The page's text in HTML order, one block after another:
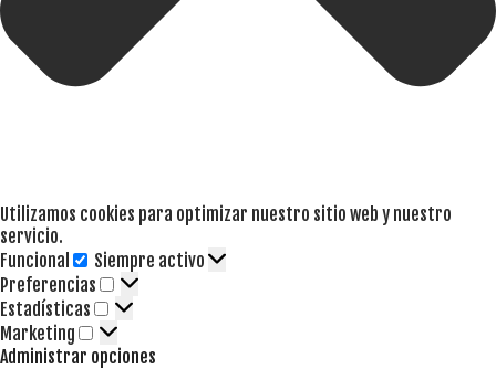
Utilizamos cookies para optimizar nuestro sitio web y nuestro
servicio.
Funcional
Funcional
Siempre activo
Preferencias
Preferencias
Estadísticas Estadísticas
Marketing Marketing
Administrar opciones